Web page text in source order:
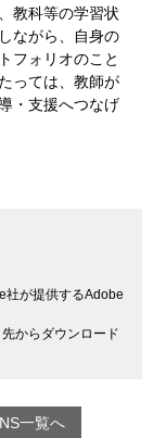
教科等の学習状
ながら、自身の
フォリオのこと
っては、教師が
・支援へつなげ
社が提供するAdobe
からダウンロード
一覧へ